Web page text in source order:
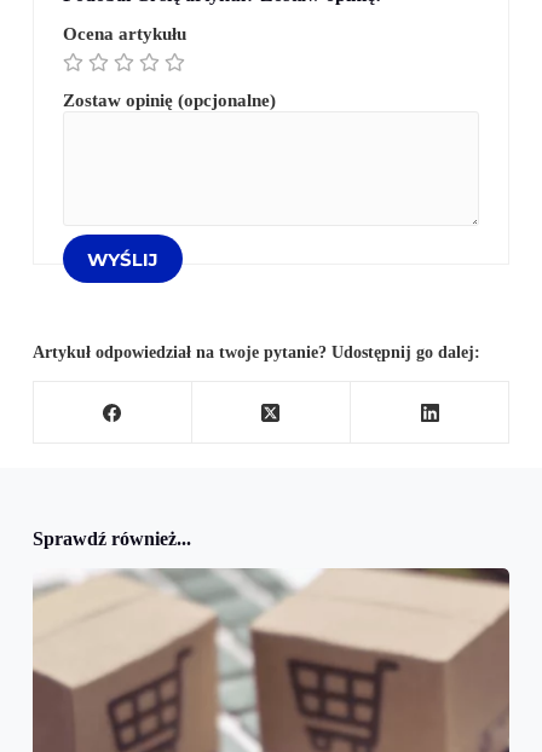
Ocena artykułu
Zostaw opinię (opcjonalne)
Artykuł odpowiedział na twoje pytanie? Udostępnij go dalej:
Sprawdź również...